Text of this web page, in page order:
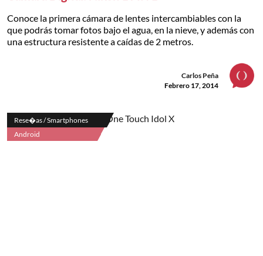
Conoce la primera cámara de lentes intercambiables con la
que podrás tomar fotos bajo el agua, en la nieve, y además con
una estructura resistente a caídas de 2 metros.
Carlos Peña
Febrero 17, 2014
Rese�as / Smartphones
Android